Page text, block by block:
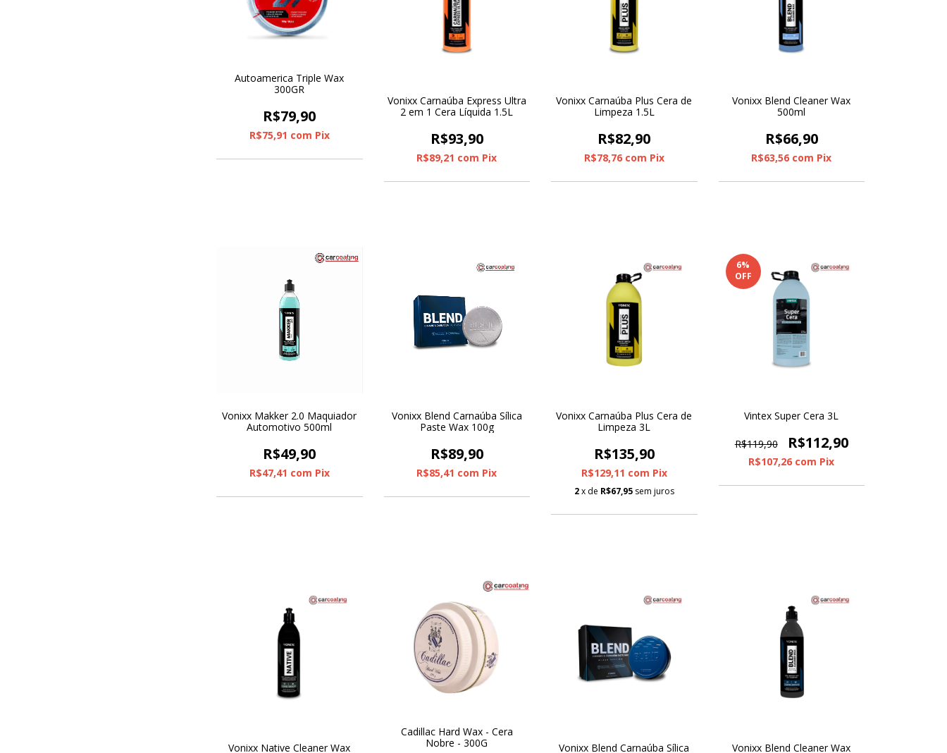
Autoamerica Triple Wax
300GR
R$79,90
R$75,91 com Pix
Vonixx Carnaúba Express Ultra
2 em 1 Cera Líquida 1.5L
R$93,90
R$89,21 com Pix
Vonixx Carnaúba Plus Cera de
Limpeza 1.5L
R$82,90
R$78,76 com Pix
Vonixx Blend Cleaner Wax
500ml
R$66,90
R$63,56 com Pix
Vonixx Makker 2.0 Maquiador
Automotivo 500ml
R$49,90
R$47,41 com Pix
Vonixx Blend Carnaúba Sílica
Paste Wax 100g
R$89,90
R$85,41 com Pix
Vonixx Carnaúba Plus Cera de
Limpeza 3L
R$135,90
R$129,11 com Pix
2x de R$67,95 sem juros
6%
OFF
Vintex Super Cera 3L
R$119,90 R$112,90
R$107,26 com Pix
Vonixx Native Cleaner Wax
Cadillac Hard Wax - Cera
Nobre - 300G
Vonixx Blend Carnaúba Sílica
Vonixx Blend Cleaner Wax